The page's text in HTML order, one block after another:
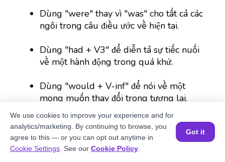
Dùng "were" thay vì "was" cho tất cả các
ngôi trong câu điều ước về hiện tại.
Dùng "had + V3" để diễn tả sự tiếc nuối
về một hành động trong quá khứ.
Dùng "would + V-inf" để nói về một
mong muốn thay đổi trong tương lai.
Sự khác biệt giữa "wish" và "hope":
Nếu điều ước khó hoặc không thể xảy ra,
Đặt một buổi học MIỄN PHÍ
We use cookies to improve your experience and for
analytics/marketing. By continuing to browse, you
agree to this — or you can opt out anytime in
Cookie Settings . See our Cookie Policy
Got it